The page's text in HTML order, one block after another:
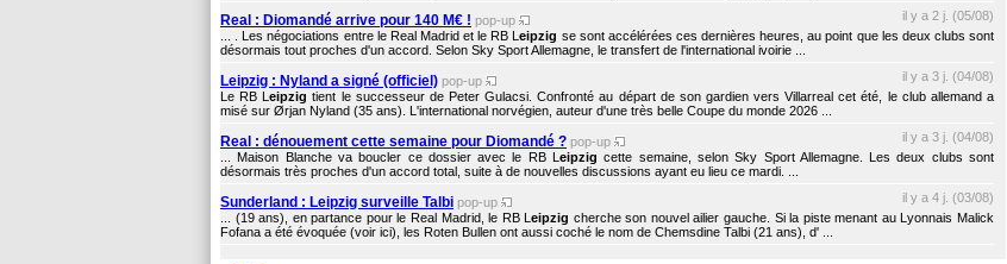
Real : Diomandé arrive pour 140 M€ ! pop-up
il y a 2 j. (05/08)
... . Les négociations entre le Real Madrid et le RB Leipzig se sont accélérées ces dernières heures, au point que les deux clubs sont
désormais tout proches d'un accord. Selon Sky Sport Allemagne, le transfert de l'international ivoirie ...
Leipzig : Nyland a signé (officiel) pop-up
il y a 3 j. (04/08)
Le RB Leipzig tient le successeur de Peter Gulacsi. Confronté au départ de son gardien vers Villarreal cet été, le club allemand a
misé sur Ørjan Nyland (35 ans). L'international norvégien, auteur d'une très belle Coupe du monde 2026 ...
Real : dénouement cette semaine pour Diomandé ? pop-up
il y a 3 j. (04/08)
... Maison Blanche va boucler ce dossier avec le RB L eipzig cette semaine, selon Sky Sport Allemagne. Les deux clubs sont
désormais très proches d'un accord total, suite à de nouvelles discussions ayant eu lieu ce mardi. ...
Sunderland : Leipzig surveille Talbi pop-up
il y a 4 j. (03/08)
... (19 ans), en partance pour le Real Madrid, le RB Leipzig cherche son nouvel ailier gauche. Si la piste menant au Lyonnais Malick
Fofana a été évoquée (voir ici), les Roten Bullen ont aussi coché le nom de Chemsdine Talbi (21 ans), d' ...